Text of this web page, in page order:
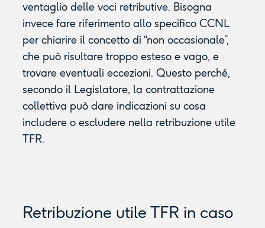
ventaglio delle voci retributive. Bisogna
invece fare riferimento allo specifico CCNL
per chiarire il concetto di “non occasionale”,
che può risultare troppo esteso e vago, e
trovare eventuali eccezioni. Questo perché,
secondo il Legislatore, la contrattazione
collettiva può dare indicazioni su cosa
includere o escludere nella retribuzione utile
TFR.
Retribuzione utile TFR in caso